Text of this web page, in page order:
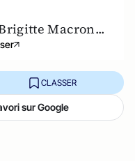
Macron...
CLASSER
sur Google